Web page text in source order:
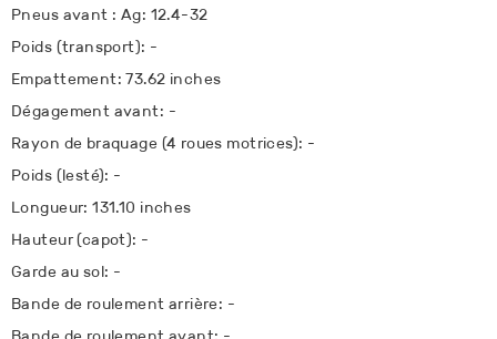
Pneus avant : Ag: 12.4-32
Poids (transport): -
Empattement: 73.62 inches
Dégagement avant: -
Rayon de braquage (4 roues motrices): -
Poids (lesté): -
Longueur: 131.10 inches
Hauteur (capot): -
Garde au sol: -
Bande de roulement arrière: -